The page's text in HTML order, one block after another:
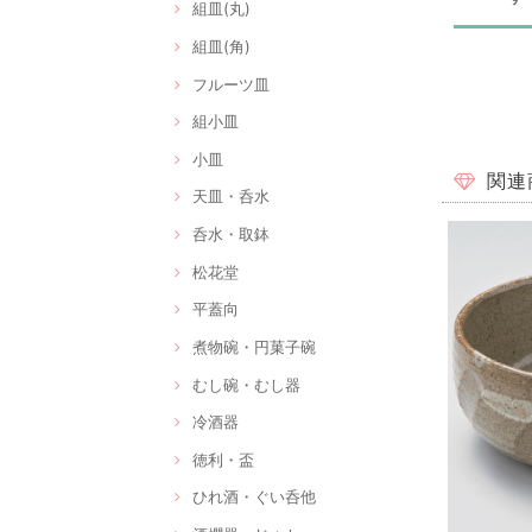
組皿(丸)
組皿(角)
フルーツ皿
組小皿
小皿
天皿・呑水
呑水・取鉢
松花堂
平蓋向
煮物碗・円菓子碗
むし碗・むし器
冷酒器
徳利・盃
ひれ酒・ぐい呑他
関